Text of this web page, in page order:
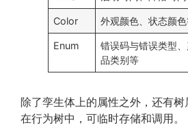
Color 外观颜色、状态颜
Enum
错误码与错误类型
品类别等
除了孪生体上的属性之外，还有
在行为树中，可临时存储和调用。